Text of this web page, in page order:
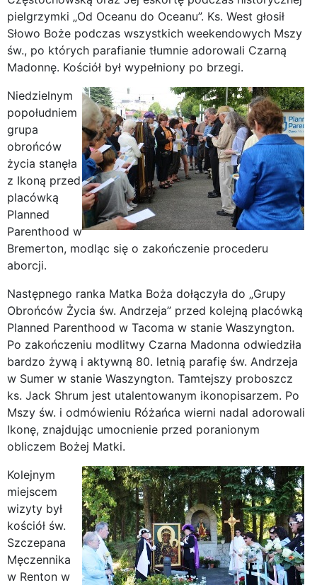
pielgrzymki „Od Oceanu do Oceanu”. Ks. West głosił
Słowo Boże podczas wszystkich weekendowych Mszy
św., po których parafianie tłumnie adorowali Czarną
Madonnę. Kościół był wypełniony po brzegi.
Niedzielnym
popołudniem
grupa
obrońców
życia stanęła
z Ikoną przed
placówką
Planned
Parenthood w
Bremerton, modląc się o zakończenie procederu
aborcji.
Następnego ranka Matka Boża dołączyła do „Grupy
Obrońców Życia św. Andrzeja” przed kolejną placówką
Planned Parenthood w Tacoma w stanie Waszyngton.
Po zakończeniu modlitwy Czarna Madonna odwiedziła
bardzo żywą i aktywną 80. letnią parafię św. Andrzeja
w Sumer w stanie Waszyngton. Tamtejszy proboszcz
ks. Jack Shrum jest utalentowanym ikonopisarzem. Po
Mszy św. i odmówieniu Różańca wierni nadal adorowali
Ikonę, znajdując umocnienie przed poranionym
obliczem Bożej Matki.
Kolejnym
miejscem
wizyty był
kościół św.
Szczepana
Męczennika
w Renton w